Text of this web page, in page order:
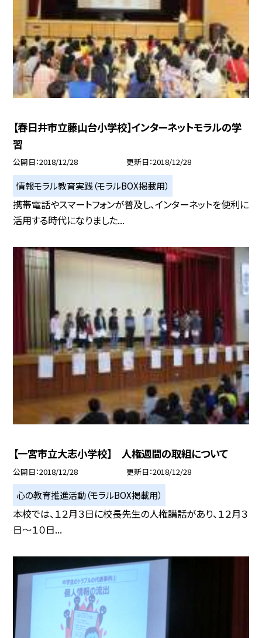
【春日井市立藤山台小学校】インターネットモラルの学
習
公開日 2018/12/28 更新日 2018/12/28
情報モラル教育実践（モラルBOX掲載用）
携帯電話やスマートフォンが普及し、インターネットを便利に
活用する時代になりました...
【一宮市立大志小学校】 人権週間の取組について
公開日 2018/12/28 更新日 2018/12/28
心の教育推進活動（モラルBOX掲載用）
本校では、１２月３日に校長先生の人権講話があり、１２月３
日〜１０日...